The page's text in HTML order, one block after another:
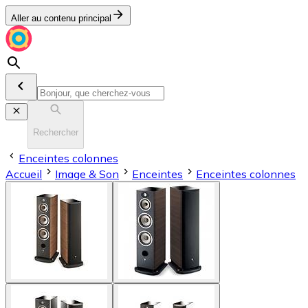
Aller au contenu principal
Rechercher
Enceintes colonnes
Accueil
Image & Son Enceintes Enceintes colonnes